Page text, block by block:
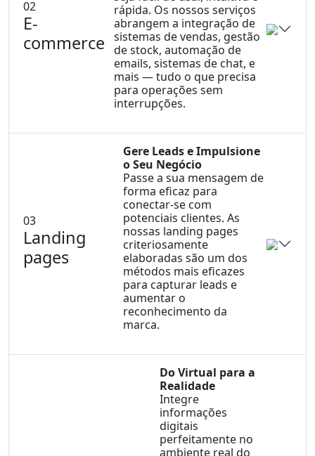
02
E-
commerce
rápida. Os nossos serviços
abrangem a integração de
sistemas de vendas, gestão
de stock, automação de
emails, sistemas de chat, e
mais — tudo o que precisa
para operações sem
interrupções.
03
Landing
pages
Gere Leads e Impulsione
o Seu Negócio
Passe a sua mensagem de
forma eficaz para
conectar-se com
potenciais clientes. As
nossas landing pages
criteriosamente
elaboradas são um dos
métodos mais eficazes
para capturar leads e
aumentar o
reconhecimento da
marca.
Do Virtual para a
Realidade
Integre
informações
digitais
perfeitamente no
ambiente real do